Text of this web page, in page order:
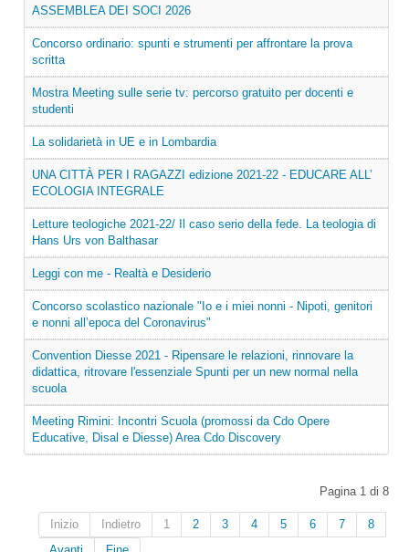
ASSEMBLEA DEI SOCI 2026
Concorso ordinario: spunti e strumenti per affrontare la prova
scritta
Mostra Meeting sulle serie tv: percorso gratuito per docenti e
studenti
La solidarietà in UE e in Lombardia
UNA CITTÀ PER I RAGAZZI edizione 2021-22 - EDUCARE ALL’
ECOLOGIA INTEGRALE
Letture teologiche 2021-22/ Il caso serio della fede. La teologia di
Hans Urs von Balthasar
Leggi con me - Realtà e Desiderio
Concorso scolastico nazionale "Io e i miei nonni - Nipoti, genitori
e nonni all’epoca del Coronavirus"
Convention Diesse 2021 - Ripensare le relazioni, rinnovare la
didattica, ritrovare l'essenziale Spunti per un new normal nella
scuola
Meeting Rimini: Incontri Scuola (promossi da Cdo Opere
Educative, Disal e Diesse) Area Cdo Discovery
Pagina 1 di 8
Inizio Indietro 1 2 3 4 5 6 7
8